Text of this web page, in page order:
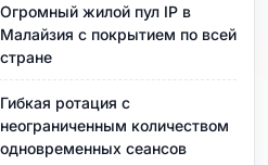
Огромный жилой пул IP в
Малайзия с покрытием по всей
стране
Гибкая ротация с
неограниченным количеством
одновременных сеансов